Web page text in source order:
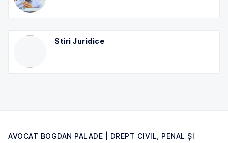
Stiri Juridice
AVOCAT BOGDAN PALADE | DREPT CIVIL, PENAL ȘI